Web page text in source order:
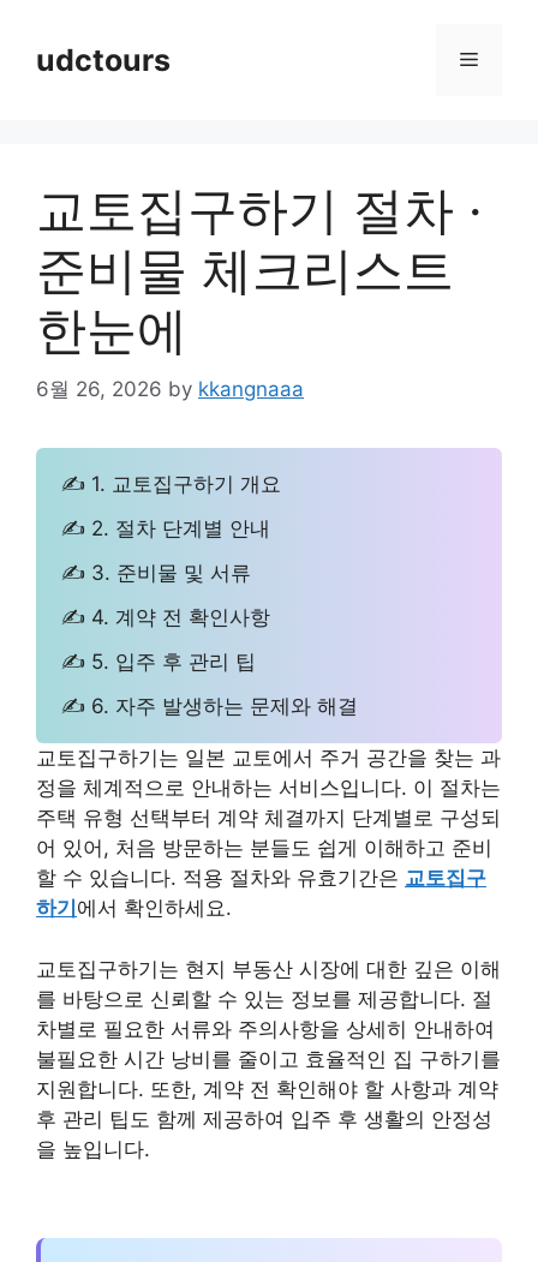
contentudctours Menu
교토집구하기 절차 ·
준비물 체크리스트
한눈에
6월 26, 2026 by kkangnaaa
✍ 1. 교토집구하기 개요
✍ 2. 절차 단계별 안내
✍ 3. 준비물 및 서류
✍ 4. 계약 전 확인사항
✍ 5. 입주 후 관리 팁
✍ 6. 자주 발생하는 문제와 해결
교토집구하기는 일본 교토에서 주거 공간을 찾는 과
정을 체계적으로 안내하는 서비스입니다. 이 절차는
주택 유형 선택부터 계약 체결까지 단계별로 구성되
어 있어, 처음 방문하는 분들도 쉽게 이해하고 준비
할 수 있습니다. 적용 절차와 유효기간은 교토집구
하기 에서 확인하세요.
교토집구하기는 현지 부동산 시장에 대한 깊은 이해
를 바탕으로 신뢰할 수 있는 정보를 제공합니다. 절
차별로 필요한 서류와 주의사항을 상세히 안내하여
불필요한 시간 낭비를 줄이고 효율적인 집 구하기를
지원합니다. 또한, 계약 전 확인해야 할 사항과 계약
후 관리 팁도 함께 제공하여 입주 후 생활의 안정성
을 높입니다.